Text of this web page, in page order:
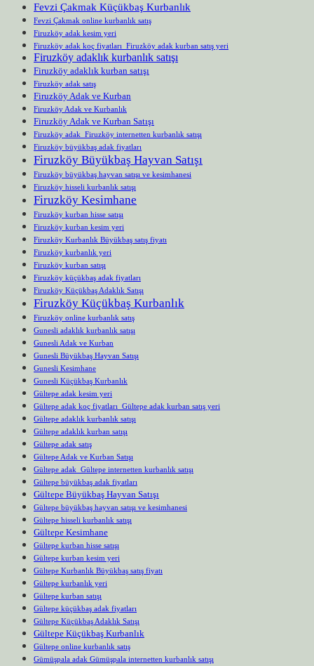
Fevzi Çakmak Küçükbaş Kurbanlık
Fevzi Çakmak online kurbanlık satış
Firuzköy adak kesim yeri
Firuzköy adak koç fiyatları Firuzköy adak kurban satış yeri
Firuzköy adaklık kurbanlık satışı
Firuzköy adaklık kurban satışı
Firuzköy adak satış
Firuzköy Adak ve Kurban
Firuzköy Adak ve Kurbanlık
Firuzköy Adak ve Kurban Satışı
Firuzköy adak Firuzköy internetten kurbanlık satışı
Firuzköy büyükbaş adak fiyatları
Firuzköy Büyükbaş Hayvan Satışı
Firuzköy büyükbaş hayvan satışı ve kesimhanesi
Firuzköy hisseli kurbanlık satışı
Firuzköy Kesimhane
Firuzköy kurban hisse satışı
Firuzköy kurban kesim yeri
Firuzköy Kurbanlık Büyükbaş satış fiyatı
Firuzköy kurbanlık yeri
Firuzköy kurban satışı
Firuzköy küçükbaş adak fiyatları
Firuzköy Küçükbaş Adaklık Satışı
Firuzköy Küçükbaş Kurbanlık
Firuzköy online kurbanlık satış
Gunesli adaklık kurbanlık satışı
Gunesli Adak ve Kurban
Gunesli Büyükbaş Hayvan Satışı
Gunesli Kesimhane
Gunesli Küçükbaş Kurbanlık
Gültepe adak kesim yeri
Gültepe adak koç fiyatları Gültepe adak kurban satış yeri
Gültepe adaklık kurbanlık satışı
Gültepe adaklık kurban satışı
Gültepe adak satış
Gültepe Adak ve Kurban Satışı
Gültepe adak Gültepe internetten kurbanlık satışı
Gültepe büyükbaş adak fiyatları
Gültepe Büyükbaş Hayvan Satışı
Gültepe büyükbaş hayvan satışı ve kesimhanesi
Gültepe hisseli kurbanlık satışı
Gültepe Kesimhane
Gültepe kurban hisse satışı
Gültepe kurban kesim yeri
Gültepe Kurbanlık Büyükbaş satış fiyatı
Gültepe kurbanlık yeri
Gültepe kurban satışı
Gültepe küçükbaş adak fiyatları
Gültepe Küçükbaş Adaklık Satışı
Gültepe Küçükbaş Kurbanlık
Gültepe online kurbanlık satış
Gümüşpala adak Gümüşpala internetten kurbanlık satışı